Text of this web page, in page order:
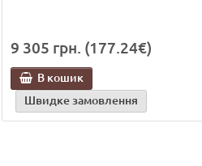
9 305 грн. (177.24€)
В кошик
Швидке замовлення